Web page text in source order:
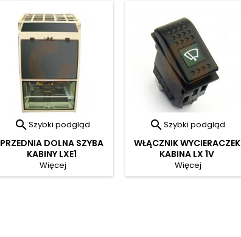
Szybki podgląd
PRZEDNIA DOLNA SZYBA
KABINY LXE1
Więcej
Szybki podgląd
WŁĄCZNIK WYCIERACZEK
KABINA LX 1V
Więcej